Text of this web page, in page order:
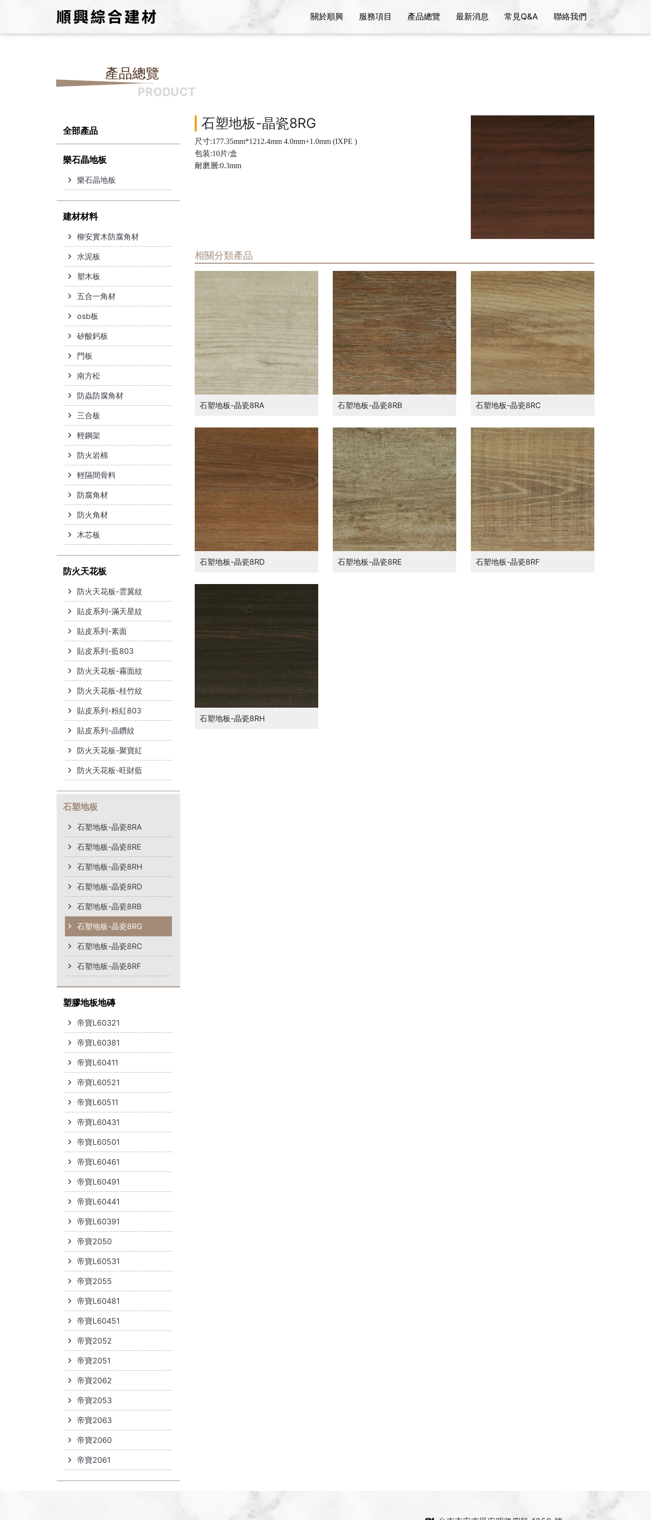
關於順興 服務項目 產品總覽 最新消息 常見Q&A 聯絡我們
產品總覽
PRODUCT
全部產品
樂石晶地板
樂石晶地板
建材材料
柳安實木防腐角材
水泥板
塑木板
五合一角材
osb板
矽酸鈣板
門板
南方松
防蟲防腐角材
三合板
輕鋼架
防火岩棉
輕隔間骨料
防腐角材
防火角材
木芯板
防火天花板
防火天花板-雲翼紋
貼皮系列-滿天星紋
貼皮系列-素面
貼皮系列-藍803
防火天花板-霧面紋
防火天花板-桂竹紋
貼皮系列-粉紅803
貼皮系列-晶鑽紋
防火天花板-聚寶紅
防火天花板-旺財藍
石塑地板
石塑地板-晶瓷8RA
石塑地板-晶瓷8RE
石塑地板-晶瓷8RH
石塑地板-晶瓷8RD
石塑地板-晶瓷8RB
石塑地板-晶瓷8RG
石塑地板-晶瓷8RC
石塑地板-晶瓷8RF
塑膠地板地磚
帝寶L60321
帝寶L60381
帝寶L60411
帝寶L60521
帝寶L60511
帝寶L60431
帝寶L60501
帝寶L60461
帝寶L60491
帝寶L60441
帝寶L60391
帝寶2050
帝寶L60531
帝寶2055
帝寶L60481
帝寶L60451
帝寶2052
帝寶2051
帝寶2062
帝寶2053
帝寶2063
帝寶2060
帝寶2061
石塑地板-晶瓷8RG
尺寸:177.35mm*1212.4mm 4.0mm+1.0mm (IXPE )
包装:10片/盒
耐磨層:0.3mm
相關分類產品
石塑地板-晶瓷8RA 石塑地板-晶瓷8RB 石塑地板-晶瓷8RC
石塑地板-晶瓷8RD 石塑地板-晶瓷8RE 石塑地板-晶瓷8RF
石塑地板-晶瓷8RH